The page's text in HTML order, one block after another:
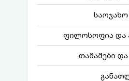
საოჯახო
ფილოსოფია და
თამაშები